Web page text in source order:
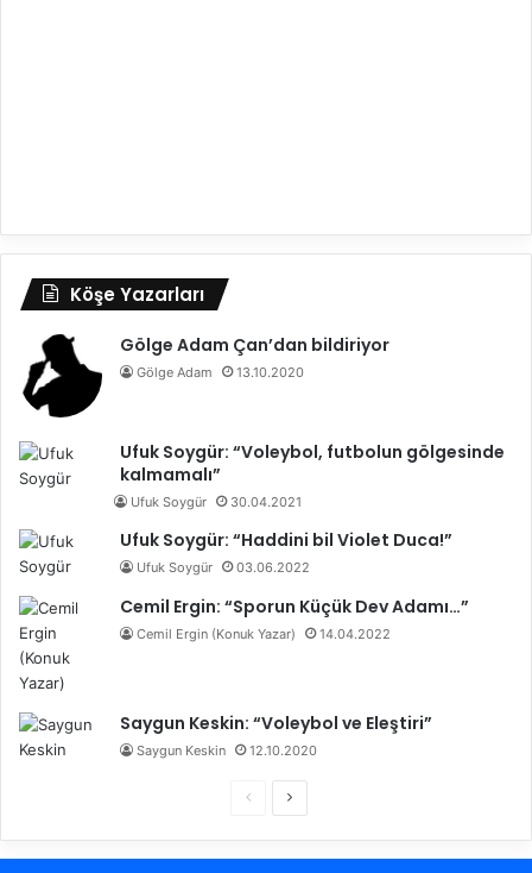
Köşe Yazarları
Gölge Adam Çan’dan bildiriyor
Gölge Adam 13.10.2020
Ufuk Soygür: “Voleybol, futbolun gölgesinde
kalmamalı”
Ufuk Soygür 30.04.2021
Ufuk Soygür: “Haddini bil Violet Duca!”
Ufuk Soygür 03.06.2022
Cemil Ergin: “Sporun Küçük Dev Adamı…”
Cemil Ergin (Konuk Yazar) 14.04.2022
Saygun Keskin: “Voleybol ve Eleştiri”
Saygun Keskin 12.10.2020
c
n